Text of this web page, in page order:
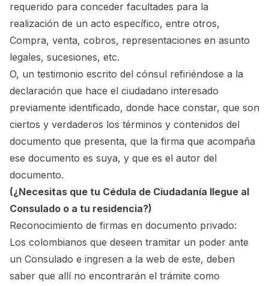
requerido para conceder facultades para la
realización de un acto específico, entre otros,
Compra, venta, cobros, representaciones en asunto
legales, sucesiones, etc.
O, un testimonio escrito del cónsul refiriéndose a la
declaración que hace el ciudadano interesado
previamente identificado, donde hace constar, que son
ciertos y verdaderos los términos y contenidos del
documento que presenta, que la firma que acompaña
ese documento es suya, y que es el autor del
documento.
(¿Necesitas que tu Cédula de Ciudadanía llegue al
Consulado o a tu residencia?)
Reconocimiento de firmas en documento privado:
Los colombianos que deseen tramitar un poder ante
un Consulado e ingresen a la web de este, deben
saber que allí no encontrarán el trámite como